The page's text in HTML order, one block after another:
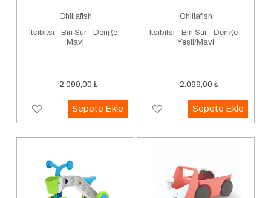
Chillafish
Itsibitsi - Bin Sür - Denge -
Mavi
2.099,00 ₺
Sepete Ekle
Chillafish
Itsibitsi - Bin Sür - Denge -
Yeşil/Mavi
2.099,00 ₺
Sepete Ekle